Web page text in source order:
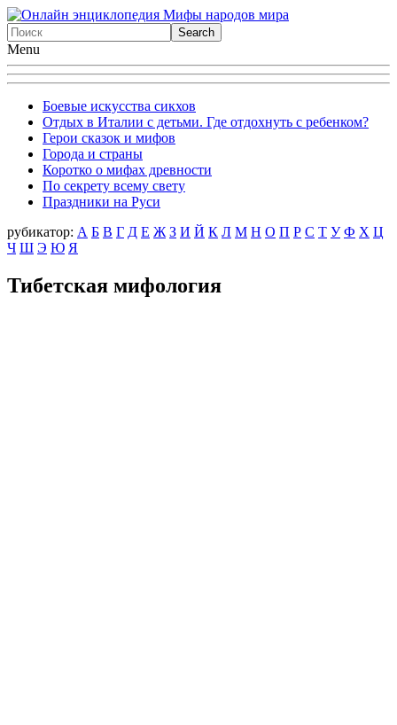
Menu
Боевые искусства сикхов
Отдых в Италии с детьми. Где отдохнуть с ребенком?
Герои сказок и мифов
Города и страны
Коротко о мифах древности
По секрету всему свету
Праздники на Руси
рубикатор: А Б В Г Д Е Ж З И Й К Л М Н О П Р С Т У Ф X Ц
Ч Ш Э Ю Я
Тибетская мифология